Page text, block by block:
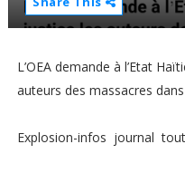
L’OEA demande à l’Etat
auteurs des massacres
Explosion-infos journal